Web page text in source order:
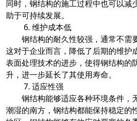
同时，钢结构的施工过程中也可以减
助于可持续发展。
6. 维护成本低
钢结构的耐久性较强，通常不需
这对于企业而言，降低了后期的维护
表面处理技术的进步，使得钢结构的
升，进一步延长了其使用寿命。
7. 适应性强
钢结构能够适应各种环境条件，
潮湿的南方，钢结构都能保持稳定的